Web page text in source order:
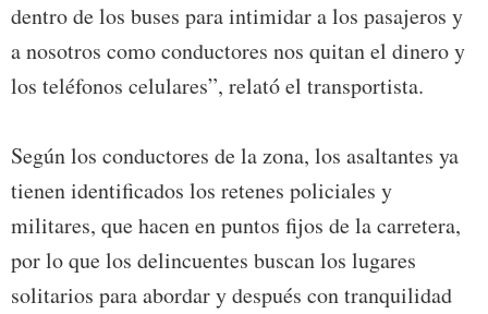
dentro de los buses para intimidar a los pasajeros y
a nosotros como conductores nos quitan el dinero y
los teléfonos celulares”, relató el transportista.
Según los conductores de la zona, los asaltantes ya
tienen identificados los retenes policiales y
militares, que hacen en puntos fijos de la carretera,
por lo que los delincuentes buscan los lugares
solitarios para abordar y después con tranquilidad